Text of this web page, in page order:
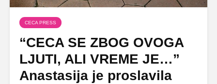
CECA PRESS
“CECA SE ZBOG OVOGA
LJUTI, ALI VREME JE…”
Anastasija je proslavila